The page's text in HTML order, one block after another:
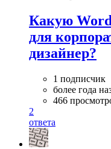
Какую
для
дизайнер?
1 подписчик
более года
466
2
ответа